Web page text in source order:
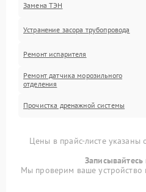
Замена ТЭН
Устранение засора трубопровода
Ремонт испарителя
Ремонт датчика морозильного
отделения
Прочистка дренажной системы
Цены в прайс-листе указаны
Мы проверим ваше устройство